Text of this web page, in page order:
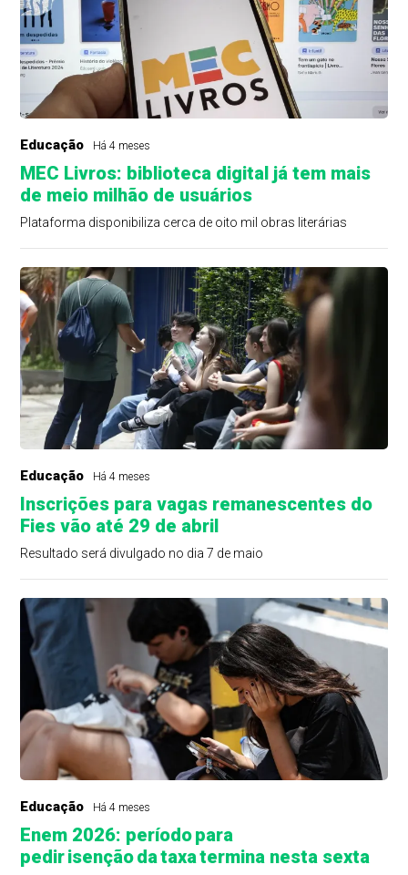
Educação Há 4 meses
MEC Livros: biblioteca digital já tem mais
de meio milhão de usuários
Plataforma disponibiliza cerca de oito mil obras literárias
Educação Há 4 meses
Inscrições para vagas remanescentes do
Fies vão até 29 de abril
Resultado será divulgado no dia 7 de maio
Educação Há 4 meses
Enem 2026: período para
pedir isenção da taxa termina nesta sexta